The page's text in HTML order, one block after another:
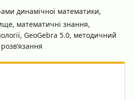
динамічної математики,
математичні знання,
GeoGebra 5.0, методичний